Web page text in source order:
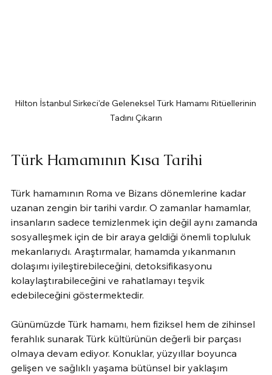
Hilton İstanbul Sirkeci'de Geleneksel Türk Hamamı Ritüellerinin
Tadını Çıkarın
Türk Hamamının Kısa Tarihi
Türk hamamının Roma ve Bizans dönemlerine kadar
uzanan zengin bir tarihi vardır. O zamanlar hamamlar,
insanların sadece temizlenmek için değil aynı zamanda
sosyalleşmek için de bir araya geldiği önemli topluluk
mekanlarıydı. Araştırmalar, hamamda yıkanmanın
dolaşımı iyileştirebileceğini, detoksifikasyonu
kolaylaştırabileceğini ve rahatlamayı teşvik
edebileceğini göstermektedir.
Günümüzde Türk hamamı, hem fiziksel hem de zihinsel
ferahlık sunarak Türk kültürünün değerli bir parçası
olmaya devam ediyor. Konuklar, yüzyıllar boyunca
gelişen ve sağlıklı yaşama bütünsel bir yaklaşım